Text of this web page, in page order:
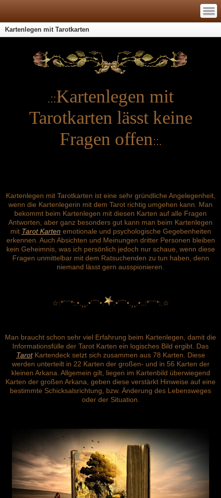
—
—
—
Kartenlegen mit Tarotkarten
.::Kartenlegen mit
Tarotkarten lässt keine
Fragen offen ::.
Kartenlegen mit Tarotkarten ist eine sehr gründliche Angelegenheit,
wenn die Kartenlegerin mit dem Tarot richtig umgehen kann. Man
bekommt beim Kartenlegen mit diesen Karten auf alle Fragen
Antworten, aber ganz besonders gut kann man beim Kartenlegen
mit Tarot Karten emotionale und psychologische Gegebenheiten
erkennen. Auch Absichten und Meinungen dritter Personen bleiben
kein Geheimnis, was ich persönlich jedoch nur schaue, wenn diese
Fragen unmittelbar mit dem Ratsuchenden zu tun haben, denn
niemand lässt gern ausspionieren.
☆:*´¨`*:.•.¸¸.•´¯`•. .•´¯`•.¸¸.•..:*´¨`*:.☆
Man braucht schon sehr viel Erfahrung beim Kartenlegen, damit die
Informationsfülle der Tarot Karten ein logisches Bild ergibt. Das
TarotKartendeck setzt sich zusammen aus 78 Karten. Diese
werden unterteilt in 22 Karten der großen- und in 56 Karten der
kleinen Arkana. Allgemein gilt, liegen im Kartenbild überwiegend
Karten der großen Arkana, geben diese verstärkt Hinweise auf eine
bestimmte Schicksalsrichtung, bzw. Änderung des Lebensweges
oder der Situation.